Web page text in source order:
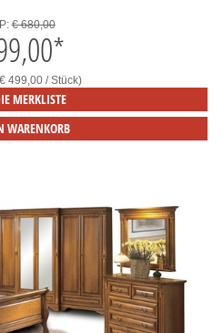
€ 680,00
*
499,00 / Stück)
MERKLISTE
WARENKORB